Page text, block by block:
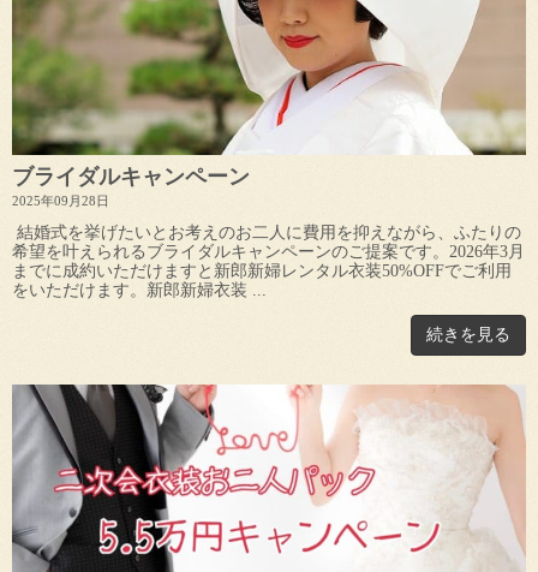
ブライダルキャンペーン
2025年09月28日
結婚式を挙げたいとお考えのお二人に費用を抑えながら、ふたりの
希望を叶えられるブライダルキャンペーンのご提案です。2026年3月
までに成約いただけますと新郎新婦レンタル衣装50%OFFでご利用
をいただけます。新郎新婦衣装 ...
続きを見る